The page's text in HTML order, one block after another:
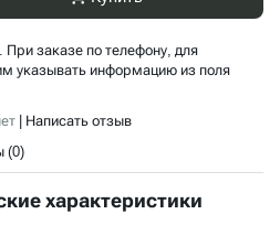
заказе по телефону, для
указывать информацию из поля
Написать отзыв
(0)
характеристики